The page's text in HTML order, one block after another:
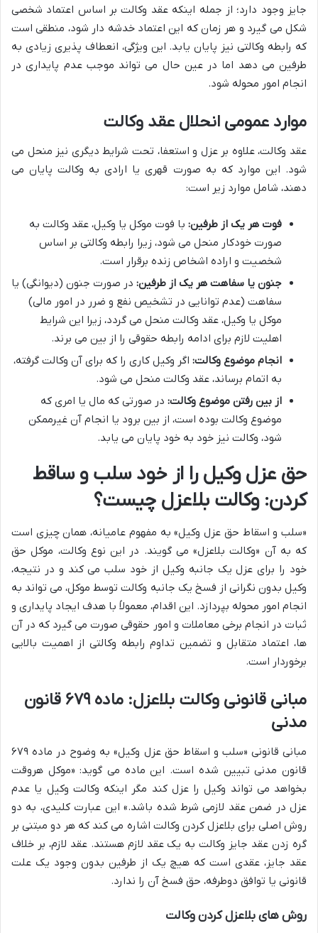
جایز وجود دارد؛ از جمله اینکه عقد وکالت بر اساس اعتماد شخصی
شکل می گیرد و هر زمان که این اعتماد خدشه دار شود، منطقی است
که رابطه وکالتی نیز پایان یابد. این ویژگی، انعطاف پذیری زیادی به
طرفین می دهد اما در عین حال می تواند موجب عدم پایداری در
انجام امور محوله شود.
موارد عمومی انحلال عقد وکالت
عقد وکالت، علاوه بر عزل و استعفا، تحت شرایط دیگری نیز منحل می
شود. این موارد که به صورت قهری یا ارادی به وکالت پایان می
دهند، شامل موارد زیر است:
فوت هر یک از طرفین: با فوت موکل یا وکیل، عقد وکالت به
صورت خودکار منحل می شود، زیرا رابطه وکالتی بر اساس
شخصیت و اراده اشخاص زنده برقرار است.
جنون یا سفاهت هر یک از طرفین: در صورت جنون (دیوانگی) یا
سفاهت (عدم توانایی در تشخیص نفع و ضرر در امور مالی)
موکل یا وکیل، عقد وکالت منحل می گردد، زیرا این شرایط
اهلیت لازم برای ادامه رابطه حقوقی را از بین می برند.
انجام موضوع وکالت: اگر وکیل کاری را که برای آن وکالت گرفته،
به اتمام برساند، عقد وکالت منحل می شود.
از بین رفتن موضوع وکالت: در صورتی که مال یا امری که
موضوع وکالت بوده است، از بین برود یا انجام آن غیرممکن
شود، وکالت نیز خود به خود پایان می یابد.
حق عزل وکیل را از خود سلب و ساقط
کردن: وکالت بلاعزل چیست؟
«سلب و اسقاط حق عزل وکیل» به مفهوم عامیانه، همان چیزی است
که به آن «وکالت بلاعزل» می گویند. در این نوع وکالت، موکل حق
خود را برای عزل یک جانبه وکیل از خود سلب می کند و در نتیجه،
وکیل بدون نگرانی از فسخ یک جانبه وکالت توسط موکل، می تواند به
انجام امور محوله بپردازد. این اقدام، معمولاً با هدف ایجاد پایداری و
ثبات در انجام برخی معاملات و امور حقوقی صورت می گیرد که در آن
ها، اعتماد متقابل و تضمین تداوم رابطه وکالتی از اهمیت بالایی
برخوردار است.
مبانی قانونی وکالت بلاعزل: ماده ۶۷۹ قانون
مدنی
مبانی قانونی «سلب و اسقاط حق عزل وکیل» به وضوح در ماده ۶۷۹
قانون مدنی تبیین شده است. این ماده می گوید: «موکل هروقت
بخواهد می تواند وکیل را عزل کند مگر اینکه وکالت وکیل یا عدم
عزل در ضمن عقد لازمی شرط شده باشد.» این عبارت کلیدی، به دو
روش اصلی برای بلاعزل کردن وکالت اشاره می کند که هر دو مبتنی بر
گره زدن عقد جایز وکالت به یک عقد لازم هستند. عقد لازم، بر خلاف
عقد جایز، عقدی است که هیچ یک از طرفین بدون وجود یک علت
قانونی یا توافق دوطرفه، حق فسخ آن را ندارد.
روش های بلاعزل کردن وکالت